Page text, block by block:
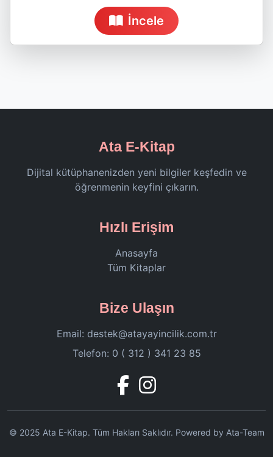
İncele
Ata E-Kitap
Dijital kütüphanenizden yeni bilgiler keşfedin ve
öğrenmenin keyfini çıkarın.
Hızlı Erişim
Anasayfa
Tüm Kitaplar
Bize Ulaşın
Email: destek@atayayincilik.com.tr
Telefon: 0 ( 312 ) 341 23 85
© 2025 Ata E-Kitap. Tüm Hakları Saklıdır. Powered by Ata-Team